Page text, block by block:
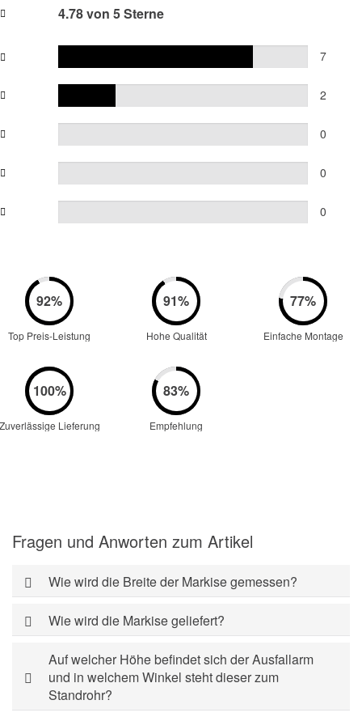
4.78 von 5 Sterne
7
2
0
0
0
Top Preis-Leistung Hohe Qualität Einfache Montage
Lieferung Empfehlung
Fragen und Anworten zum Artikel
Wie wird die Breite der Markise gemessen?
Wie wird die Markise geliefert?
Auf welcher Höhe befindet sich der Ausfallarm
und in welchem Winkel steht dieser zum
Standrohr?